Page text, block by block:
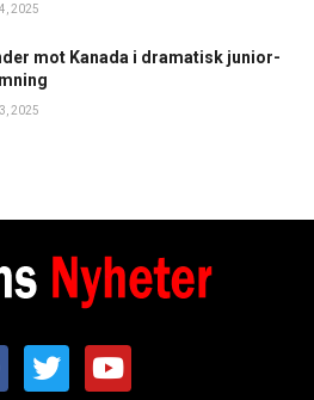
2025
mot Kanada i dramatisk junior-
2025